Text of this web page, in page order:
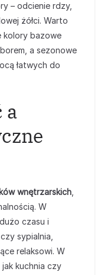
– odcienie rdzy,
żółci. Warto
kolory bazowe
a sezonowe
łatwych do
a
wnętrzarskich
W
czasu i
sypialnia,
relaksowi. W
kuchnia czy